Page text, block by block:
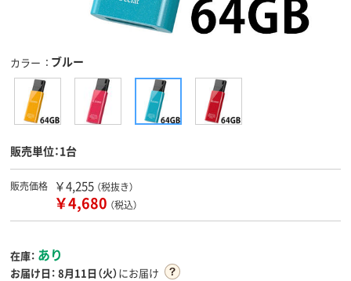
カラー ブルー
販売単位：1台
販売価格 ￥4,255 （税抜き）
￥4,680 （税込）
在庫： あり
お届け日： 8月11日（火）にお届け